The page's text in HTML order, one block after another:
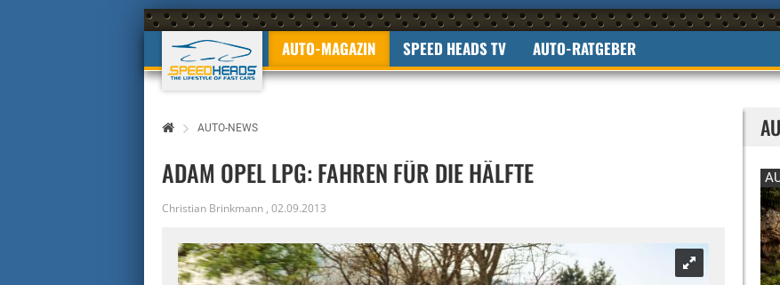
AUTO-MAGAZIN SPEED HEADS TV AUTO-RATGEBER
AUTO-NEWS
ADAM OPEL LPG: FAHREN FÜR DIE HÄLFTE
Christian Brinkmann , 02.09.2013